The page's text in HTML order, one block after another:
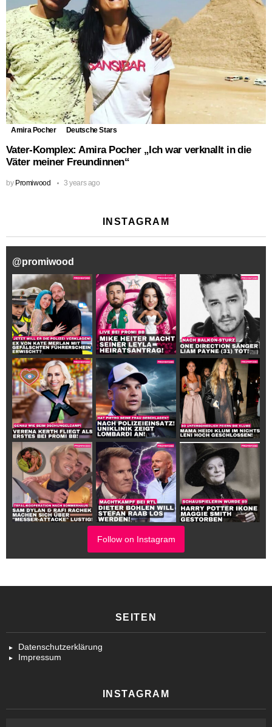
Amira Pocher Deutsche Stars
Vater-Komplex: Amira Pocher „Ich war verknallt in die
Väter meiner Freundinnen“
by Promiwood 3 years ago
INSTAGRAM
@promiwood
Follow on Instagram
SEITEN
Datenschutzerklärung
Impressum
INSTAGRAM